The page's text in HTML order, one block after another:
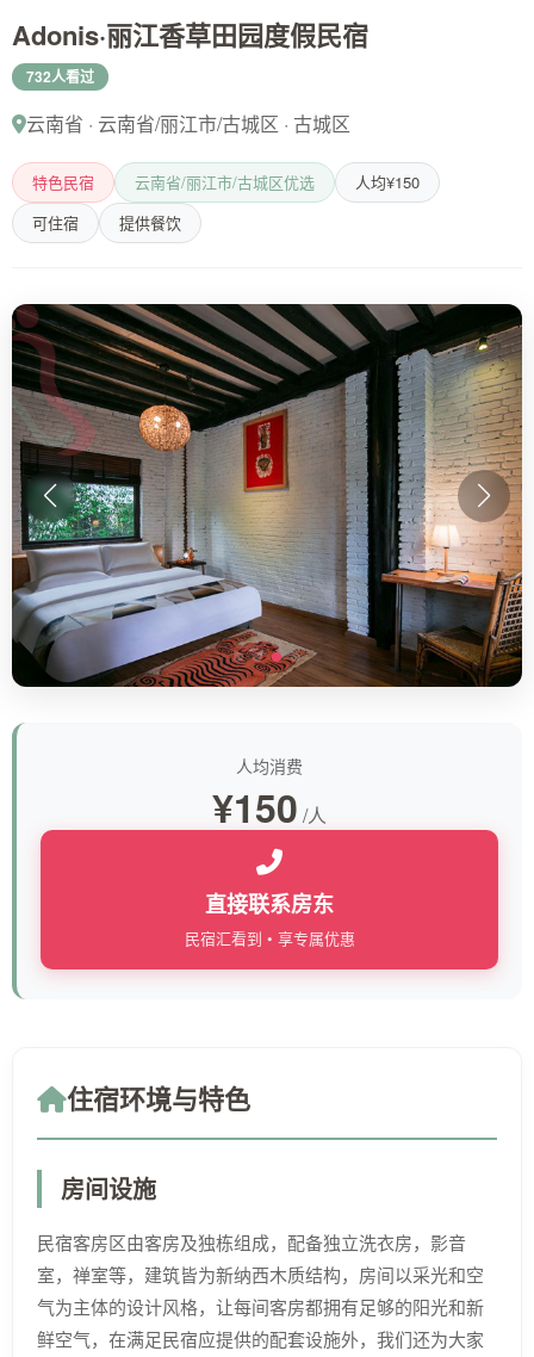
Adonis·丽江香草田园度假民宿
732人看过
云南省 · 云南省/丽江市/古城区 · 古城区
特色民宿 云南省/丽江市/古城区优选
人均¥150
可住宿
提供餐饮
人均消费
¥150 /人
直接联系房东
民宿汇看到 • 享专属优惠
住宿环境与特色
房间设施
民宿客房区由客房及独栋组成，配备独立洗衣房，影音
室，禅室等，建筑皆为新纳西木质结构，房间以采光和空
气为主体的设计风格，让每间客房都拥有足够的阳光和新
鲜空气，在满足民宿应提供的配套设施外，我们还为大家